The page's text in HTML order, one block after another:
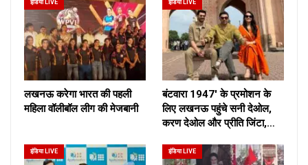
इंडिया LIVE
लखनऊ करेगा भारत की पहली
महिला वॉलीबॉल लीग की मेजबानी
इंडिया LIVE
बंटवारा 1947′ के प्रमोशन के
लिए लखनऊ पहुंचे सनी देओल,
करण देओल और प्रीति जिंटा,…
इंडिया LIVE इंडिया LIVE